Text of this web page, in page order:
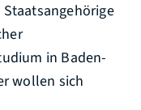
in Baden-
wollen sich